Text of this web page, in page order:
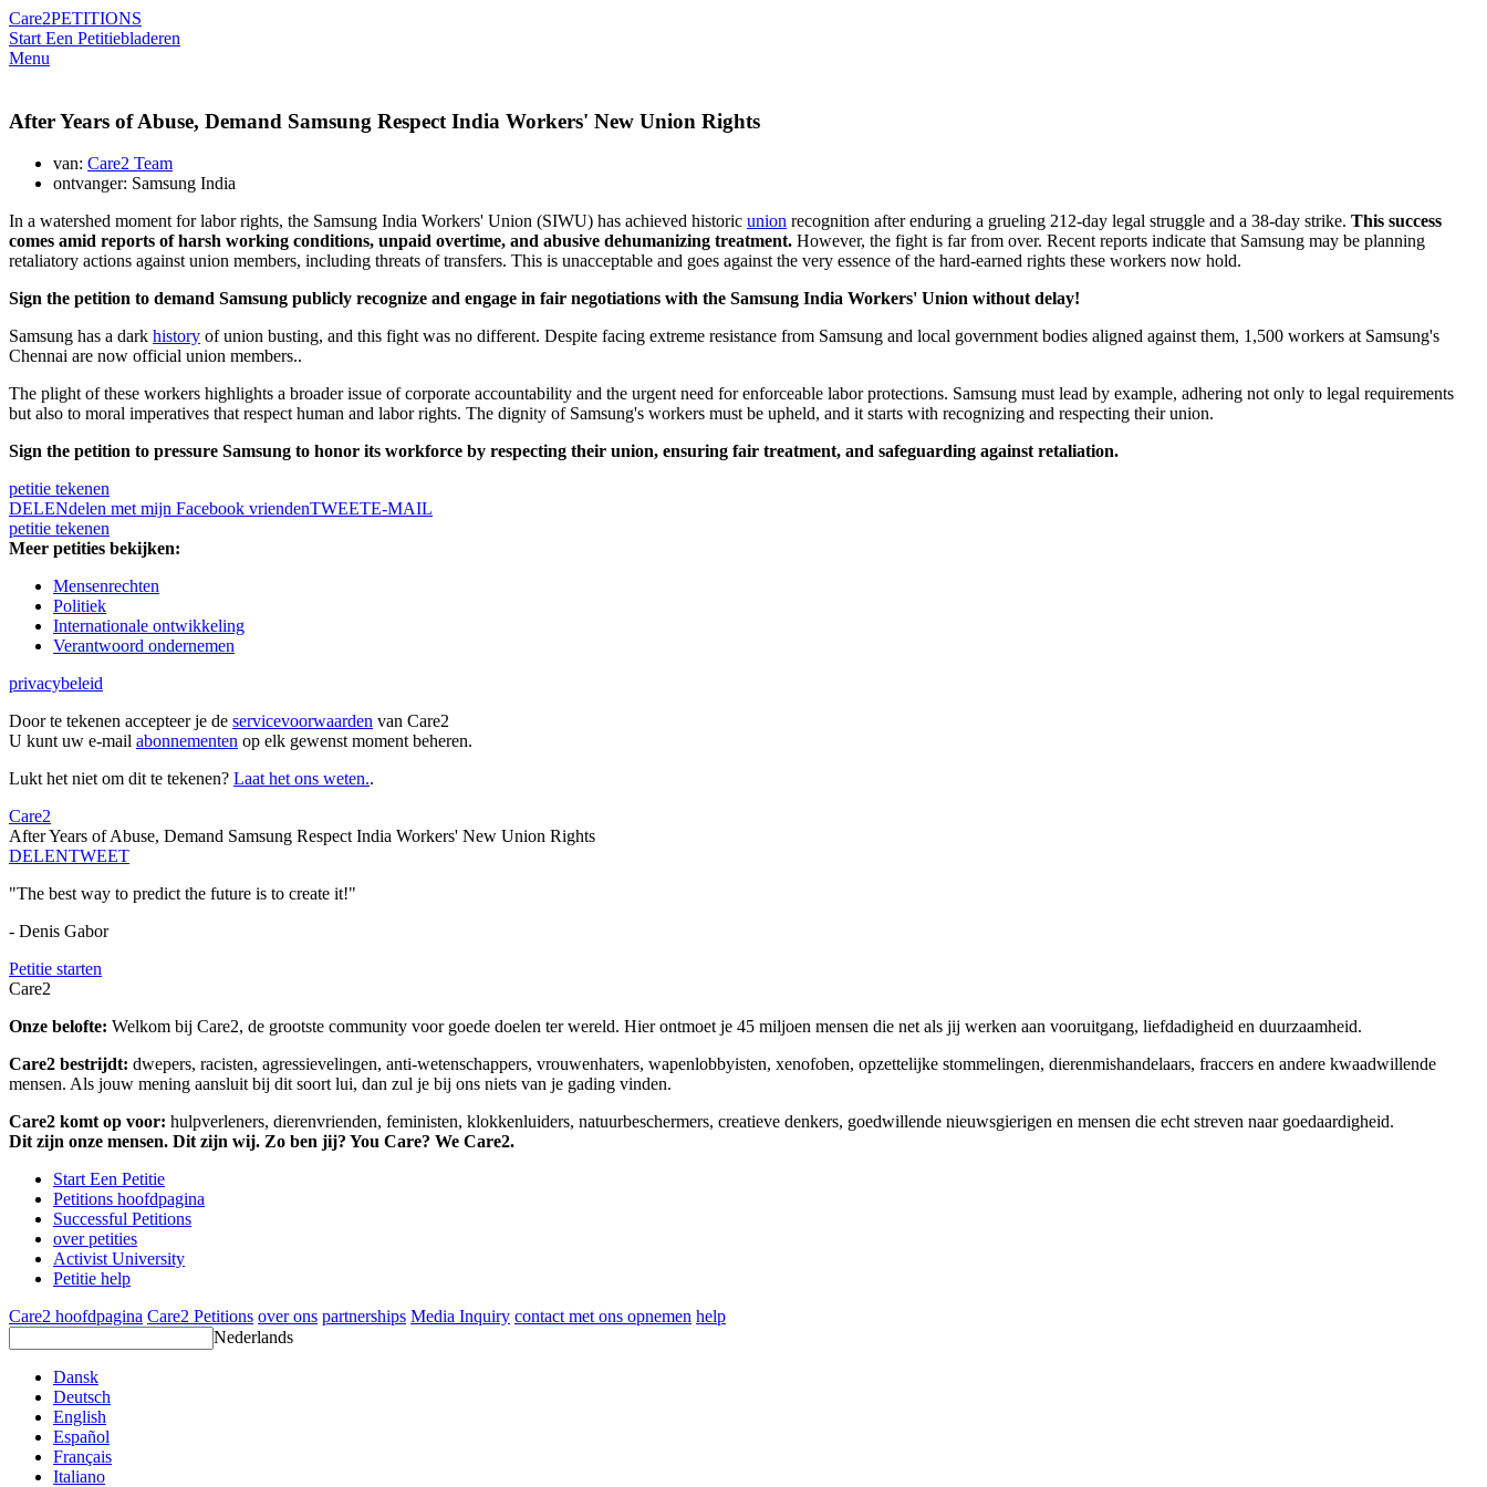
Care2PETITIONS
Start Een Petitiebladeren
Menu
After Years of Abuse, Demand Samsung Respect India Workers' New Union Rights
van: Care2 Team
ontvanger: Samsung India
In a watershed moment for labor rights, the Samsung India Workers' Union (SIWU) has achieved historic union recognition after enduring a grueling 212-day legal struggle and a 38-day strike. This success
comes amid reports of harsh working conditions, unpaid overtime, and abusive dehumanizing treatment. However, the fight is far from over. Recent reports indicate that Samsung may be planning
retaliatory actions against union members, including threats of transfers. This is unacceptable and goes against the very essence of the hard-earned rights these workers now hold.
Sign the petition to demand Samsung publicly recognize and engage in fair negotiations with the Samsung India Workers' Union without delay!
Samsung has a dark history of union busting, and this fight was no different. Despite facing extreme resistance from Samsung and local government bodies aligned against them, 1,500 workers at Samsung's
Chennai are now official union members..
The plight of these workers highlights a broader issue of corporate accountability and the urgent need for enforceable labor protections. Samsung must lead by example, adhering not only to legal requirements
but also to moral imperatives that respect human and labor rights. The dignity of Samsung's workers must be upheld, and it starts with recognizing and respecting their union.
Sign the petition to pressure Samsung to honor its workforce by respecting their union, ensuring fair treatment, and safeguarding against retaliation.
petitie tekenen
DELENdelen met mijn Facebook vriendenTWEETE-MAIL
petitie tekenen
Meer petities bekijken:
Mensenrechten
Politiek
Internationale ontwikkeling
Verantwoord ondernemen
privacybeleid
Door te tekenen accepteer je de servicevoorwaarden van Care2
U kunt uw e-mail abonnementen op elk gewenst moment beheren.
Lukt het niet om dit te tekenen? Laat het ons weten..
Care2
After Years of Abuse, Demand Samsung Respect India Workers' New Union Rights
DELENTWEET
"The best way to predict the future is to create it!"
- Denis Gabor
Petitie starten
Care2
Onze belofte: Welkom bij Care2, de grootste community voor goede doelen ter wereld. Hier ontmoet je 45 miljoen mensen die net als jij werken aan vooruitgang, liefdadigheid en duurzaamheid.
Care2 bestrijdt: dwepers, racisten, agressievelingen, anti-wetenschappers, vrouwenhaters, wapenlobbyisten, xenofoben, opzettelijke stommelingen, dierenmishandelaars, fraccers en andere kwaadwillende
mensen. Als jouw mening aansluit bij dit soort lui, dan zul je bij ons niets van je gading vinden.
Care2 komt op voor: hulpverleners, dierenvrienden, feministen, klokkenluiders, natuurbeschermers, creatieve denkers, goedwillende nieuwsgierigen en mensen die echt streven naar goedaardigheid.
Dit zijn onze mensen. Dit zijn wij. Zo ben jij? You Care? We Care2.
Start Een Petitie
Petitions hoofdpagina
Successful Petitions
over petities
Activist University
Petitie help
Care2 hoofdpagina Care2 Petitions over ons partnerships Media Inquiry contact met ons opnemen help
Nederlands
Dansk
Deutsch
English
Español
Français
Italiano